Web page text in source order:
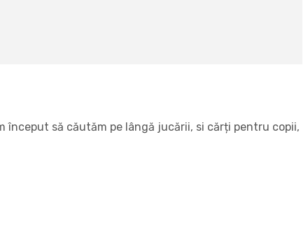
început să căutăm pe lângă jucării, si cărți pentru copii,